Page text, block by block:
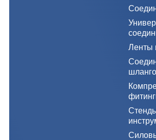
Ленты